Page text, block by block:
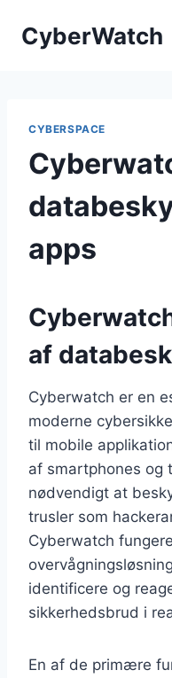
CyberWatch
CYBERSPACE
apps
af
Cyberwatch er en
moderne
til mobile
af smartphones og
nødvendigt at
trusler som
Cyberwatch
identificere og
sikkerhedsbrud i
En af de primære